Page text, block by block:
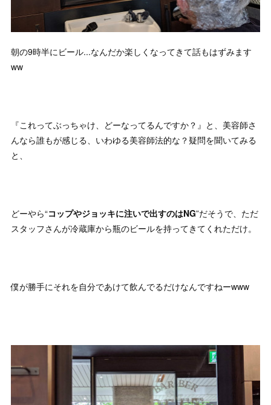
朝の9時半にビール...なんだか楽しくなってきて話もはずみます
ww
『これってぶっちゃけ、どーなってるんですか？』と、美容師さ
んなら誰もが感じる、いわゆる美容師法的な？疑問を聞いてみる
と、
どーやら“コップやジョッキに注いで出すのはNG”だそうで、ただ
スタッフさんが冷蔵庫から瓶のビールを持ってきてくれただけ。
僕が勝手にそれを自分であけて飲んでるだけなんですねーwww